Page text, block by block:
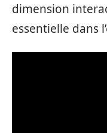
dimension
essentielle dans